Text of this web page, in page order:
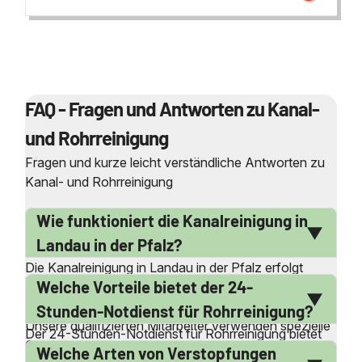
FAQ - Fragen und Antworten zu Kanal-
und Rohrreinigung
Fragen und kurze leicht verständliche Antworten zu
Kanal- und Rohrreinigung
Wie funktioniert die Kanalreinigung in
Landau in der Pfalz?
Die Kanalreinigung in Landau in der Pfalz erfolgt
durch den Einsatz moderner Techniken wie
Hochdruckspülung und mechanische Reinigung.
Unsere qualifizierten Mitarbeiter verwenden spezielle
Geräte, um Ablagerungen und Verstopfungen effektiv
Welche Vorteile bietet der 24-
Stunden-Notdienst für Rohrreinigung?
Der 24-Stunden-Notdienst für Rohrreinigung bietet
schnelle Hilfe bei akuten Verstopfungen und
Welche Arten von Verstopfungen